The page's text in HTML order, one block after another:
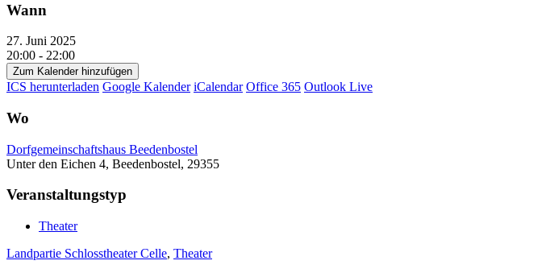
Wann
27. Juni 2025
20:00 - 22:00
Zum Kalender hinzufügen
ICS herunterladen Google Kalender iCalendar Office 365 Outlook Live
Wo
Dorfgemeinschaftshaus Beedenbostel
Unter den Eichen 4, Beedenbostel, 29355
Veranstaltungstyp
Theater
Landpartie Schlosstheater Celle, Theater